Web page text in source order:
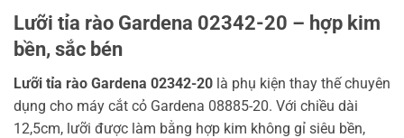
Lưỡi tỉa rào Gardena 02342-20 – hợp kim
bền, sắc bén
Lưỡi tỉa rào Gardena 02342-20 là phụ kiện thay thế chuyên
dụng cho máy cắt cỏ Gardena 08885-20. Với chiều dài
12,5cm, lưỡi được làm bằng hợp kim không gỉ siêu bền,